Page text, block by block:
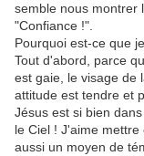
semble nous montrer
"Confiance !".
Pourquoi est-ce que
Tout d'abord, parce
est gaie, le visage de
attitude est tendre et
Jésus est si bien
le Ciel ! J'aime
aussi un moyen de